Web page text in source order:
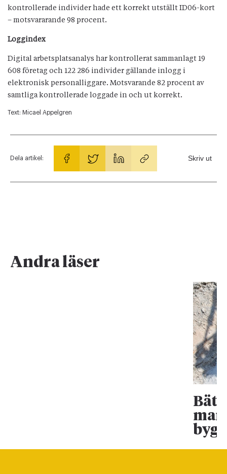
kontrollerade individer hade ett korrekt utställt ID06-kort
– motsvararande 98 procent.
Loggindex
Digital arbetsplatsanalys har kontrollerat sammanlagt 19
608 företag och 122 286 individer gällande inlogg i
elektronisk personalliggare. Motsvarande 82 procent av
samtliga kontrollerade loggade in och ut korrekt.
Text: Micael Appelgren
Dela artikel: Skriv ut
Andra läser